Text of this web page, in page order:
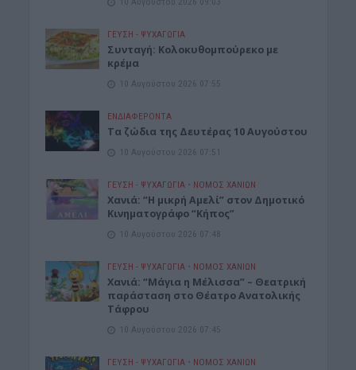
ΓΕΎΣΗ - ΨΥΧΑΓΩΓΊΑ
Συνταγή: Κολοκυθομπούρεκο με
κρέμα
10 Αυγούστου 2026 07:55
ΕΝΔΙΑΦΕΡΟΝΤΑ
Τα ζώδια της Δευτέρας 10 Αυγούστου
10 Αυγούστου 2026 07:51
ΓΕΎΣΗ - ΨΥΧΑΓΩΓΊΑ • ΝΟΜΌΣ ΧΑΝΊΩΝ
Χανιά: “Η μικρή Αμελί” στον Δημοτικό
Κινηματογράφο “Κήπος”
10 Αυγούστου 2026 07:48
ΓΕΎΣΗ - ΨΥΧΑΓΩΓΊΑ • ΝΟΜΌΣ ΧΑΝΊΩΝ
Χανιά: “Μάγια η Μέλισσα” – Θεατρική
παράσταση στο Θέατρο Ανατολικής
Τάφρου
10 Αυγούστου 2026 07:45
ΓΕΎΣΗ - ΨΥΧΑΓΩΓΊΑ • ΝΟΜΌΣ ΧΑΝΊΩΝ